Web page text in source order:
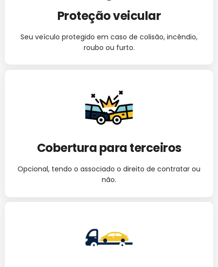
Proteção veicular
Seu veículo protegido em caso de colisão, incêndio,
roubo ou furto.
Cobertura para terceiros
Opcional, tendo o associado o direito de contratar ou
não.